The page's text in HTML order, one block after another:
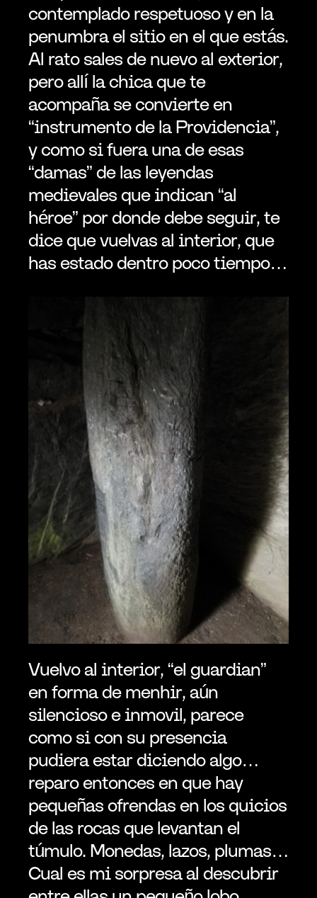
contemplado respetuoso y en la
penumbra el sitio en el que estás.
Al rato sales de nuevo al exterior,
pero allí la chica que te
acompaña se convierte en
“instrumento de la Providencia”,
y como si fuera una de esas
“damas” de las leyendas
medievales que indican “al
héroe” por donde debe seguir, te
dice que vuelvas al interior, que
has estado dentro poco tiempo…
Vuelvo al interior, “el guardian”
en forma de menhir, aún
silencioso e inmovil, parece
como si con su presencia
pudiera estar diciendo algo…
reparo entonces en que hay
pequeñas ofrendas en los quicios
de las rocas que levantan el
túmulo. Monedas, lazos, plumas…
Cual es mi sorpresa al descubrir